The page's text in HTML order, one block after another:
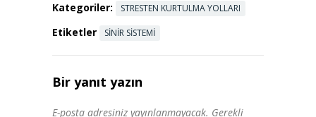
Kategoriler: STRESTEN KURTULMA YOLLARI
Etiketler SINIR SISTEMI
Bir yanıt yazın
E-posta adresiniz yayınlanmayacak. Gerekli